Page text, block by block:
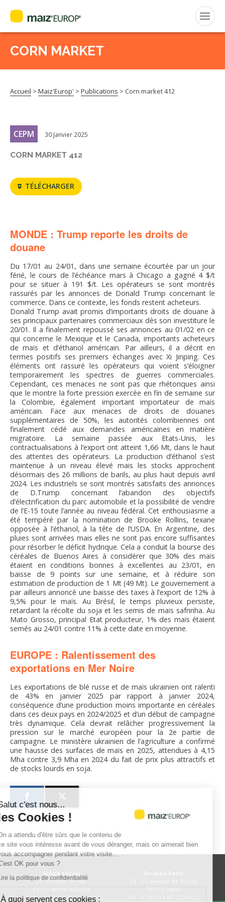
Rechercher
:
MAIZ’EUROP’
AGPM MAÏS DOUX
FNPSMS
IRRIGANTS DE FRANCE
GERM-SERVICES
EMPLOI
CORN MARKET
Accueil > Maiz'Europ' > Publications > Corn market 412
CEPM 30 Janvier 2025
CORN MARKET 412
TÉLÉCHARGER
MONDE : Trump reporte les droits de
douane
Du 17/01 au 24/01, dans une semaine écourtée par un jour
férié, le cours de l’échéance mars à Chicago a gagné 4 $/t
pour se situer à 191 $/t. Les opérateurs se sont montrés
rassurés par les annonces de Donald Trump concernant le
commerce. Dans ce contexte, les fonds restent acheteurs.
Donald Trump avait promis d’importants droits de douane à
ses principaux partenaires commerciaux dès son investiture le
20/01. Il a finalement repoussé ses annonces au 01/02 en ce
qui concerne le Mexique et le Canada, importants acheteurs
de maïs et d’éthanol américain. Par ailleurs, il a décrit en
termes positifs ses premiers échanges avec Xi Jinping. Ces
éléments ont rassuré les opérateurs qui voient s’éloigner
temporairement les spectres de guerres commerciales.
Cependant, ces menaces ne sont pas que rhétoriques ainsi
que le montre la forte pression exercée en fin de semaine sur
la Colombie, également important importateur de maïs
américain. Face aux menaces de droits de douanes
supplémentaires de 50%, les autorités colombiennes ont
finalement cédé aux demandes américaines en matière
migratoire. La semaine passée aux Etats-Unis, les
contractualisations à l’export ont atteint 1,66 Mt, dans le haut
des attentes des opérateurs. La production d’éthanol s’est
maintenue à un niveau élevé mais les stocks approchent
désormais des 26 millions de barils, au plus haut depuis avril
2024. Les industriels se sont montrés satisfaits des annonces
de D.Trump concernant l’abandon des objectifs
d’électrification du parc automobile et la possibilité de vendre
de l’E-15 toute l’année au niveau fédéral. Cet enthousiasme a
été tempéré par la nomination de Brooke Rollins, texane
opposée à l’éthanol, à la tête de l’USDA. En Argentine, des
pluies sont arrivées mais elles ne sont pas encore suffisantes
pour résorber le déficit hydrique. Cela a conduit la bourse des
céréales de Buenos Aires à considérer que 30% des maïs
étaient en conditions bonnes à excellentes au 23/01, en
baisse de 9 points sur une semaine, et à réduire son
estimation de production de 1 Mt (49 Mt). Le gouvernement a
par ailleurs annoncé une baisse des taxes à l’export de 12% à
9,5% pour le maïs. Au Brésil, le temps pluvieux persiste,
retardant la récolte du soja et les semis de maïs safrinha. Au
Mato Grosso, principal Etat producteur, 1% des maïs étaient
semés au 24/01 contre 11% à cette date en moyenne.
EUROPE : Ralentissement des
exportations en Mer Noire
Les exportations de blé russe et de maïs ukrainien ont ralenti
de 43% en janvier 2025 par rapport à janvier 2024,
conséquence d’une production moins importante en céréales
dans ces deux pays en 2024/2025 et d’un début de campagne
très dynamique. Cela devrait relâcher progressivement la
pression sur le marché européen pour la 2e partie de
campagne. Le ministère ukrainien de l’agriculture a confirmé
une hausse des surfaces de maïs en 2025, attendues à 4,15
Mha contre 3,9 Mha en 2024 du fait de prix plus attractifs et
de stocks lourds en soja.
21, chemin de Pau
64121 MONTARDON
Tél : +33 (0) 5 59 12 67 00
75116 PARIS
Salut c'est nous...
les Cookies !
On a attendu d'être sûrs que le contenu de
ce site vous intéresse avant de vous déranger, mais on aimerait bien
vous accompagner pendant votre visite...
C'est OK pour vous ?
Lire la politique de confidentialité
À quoi servent ces cookies :